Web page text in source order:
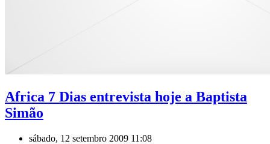
Africa 7 Dias entrevista hoje a Baptista
Simão
sábado, 12 setembro 2009 11:08